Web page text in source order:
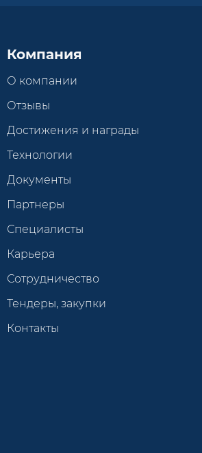
Компания
О компании
Отзывы
Достижения и награды
Технологии
Документы
Партнеры
Специалисты
Карьера
Сотрудничество
Тендеры, закупки
Контакты